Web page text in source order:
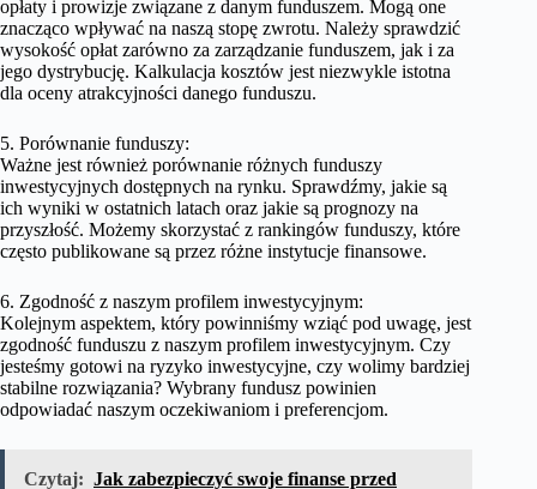
opłaty i prowizje związane z danym funduszem. Mogą one
znacząco wpływać na naszą stopę zwrotu. Należy sprawdzić
wysokość opłat zarówno za zarządzanie funduszem, jak i za
jego dystrybucję. Kalkulacja kosztów jest niezwykle istotna
dla oceny atrakcyjności danego funduszu.
5. Porównanie funduszy:
Ważne jest również porównanie różnych funduszy
inwestycyjnych dostępnych na rynku. Sprawdźmy, jakie są
ich wyniki w ostatnich latach oraz jakie są prognozy na
przyszłość. Możemy skorzystać z rankingów funduszy, które
często publikowane są przez różne instytucje finansowe.
6. Zgodność z naszym profilem inwestycyjnym:
Kolejnym aspektem, który powinniśmy wziąć pod uwagę, jest
zgodność funduszu z naszym profilem inwestycyjnym. Czy
jesteśmy gotowi na ryzyko inwestycyjne, czy wolimy bardziej
stabilne rozwiązania? Wybrany fundusz powinien
odpowiadać naszym oczekiwaniom i preferencjom.
Czytaj: Jak zabezpieczyć swoje finanse przed